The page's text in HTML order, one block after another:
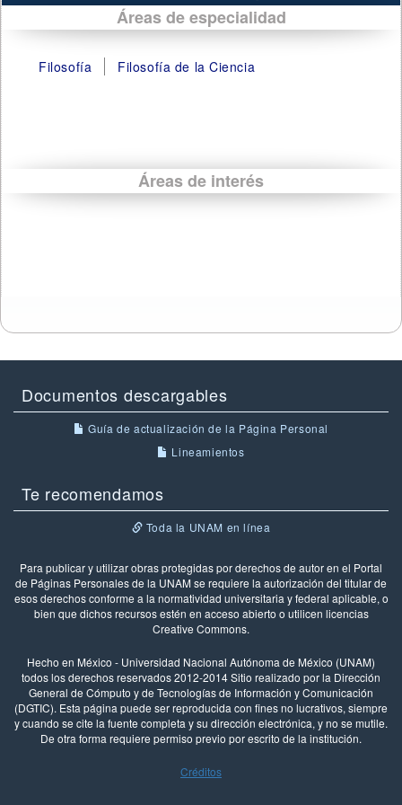
Áreas de especialidad
Filosofía Filosofía de la Ciencia
Áreas de interés
Documentos descargables
Guía de actualización de la Página Personal
Lineamientos
Te recomendamos
Toda la UNAM en línea
Para publicar y utilizar obras protegidas por derechos de autor en el Portal
de Páginas Personales de la UNAM se requiere la autorización del titular de
esos derechos conforme a la normatividad universitaria y federal aplicable, o
bien que dichos recursos estén en acceso abierto o utilicen licencias
Creative Commons.
Hecho en México - Universidad Nacional Autónoma de México (UNAM)
todos los derechos reservados 2012-2014 Sitio realizado por la Dirección
General de Cómputo y de Tecnologías de Información y Comunicación
(DGTIC). Esta página puede ser reproducida con fines no lucrativos, siempre
y cuando se cite la fuente completa y su dirección electrónica, y no se mutile.
De otra forma requiere permiso previo por escrito de la institución.
Créditos